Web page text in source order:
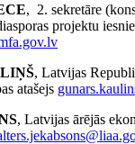
, 2. sekretāre
projektu
, Latvijas
atašejs
, Latvijas ārējās